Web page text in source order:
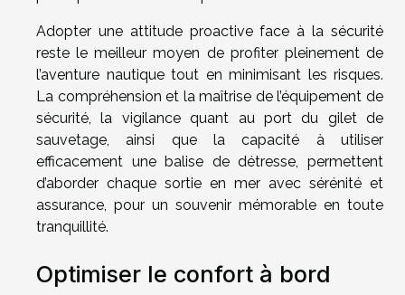
Adopter une attitude proactive face à la sécurité
reste le meilleur moyen de profiter pleinement de
l’aventure nautique tout en minimisant les risques.
La compréhension et la maîtrise de l’équipement de
sécurité, la vigilance quant au port du gilet de
sauvetage, ainsi que la capacité à utiliser
efficacement une balise de détresse, permettent
d’aborder chaque sortie en mer avec sérénité et
assurance, pour un souvenir mémorable en toute
tranquillité.
Optimiser le confort à bord